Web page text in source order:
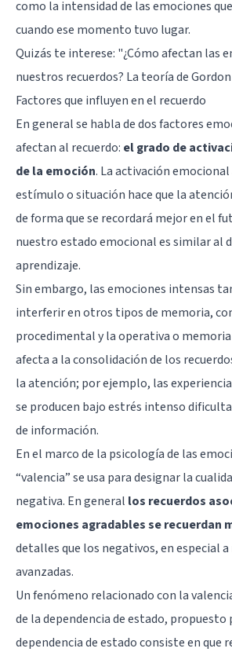
como la intensidad de las emociones
cuando ese momento tuvo lugar.
Quizás te interese: "¿Cómo afectan las
nuestros recuerdos? La teoría de
Factores que influyen en el recuerdo
En general se habla de dos factores
afectan al recuerdo: el grado de
de la emoción. La activación emocional
estímulo o situación hace que la
de forma que se recordará mejor en el
nuestro estado emocional es similar al
aprendizaje.
Sin embargo, las emociones intensas
interferir en otros tipos de memoria,
procedimental y la operativa o
afecta a la consolidación de los
la atención; por ejemplo, las
se producen bajo estrés intenso
de información.
En el marco de la psicología de las
“valencia” se usa para designar la
negativa. En general los recuerdos
emociones agradables se recuerdan
detalles que los negativos, en especial a
avanzadas.
Un fenómeno relacionado con la
de la dependencia de estado, propuesto
dependencia de estado consiste en que